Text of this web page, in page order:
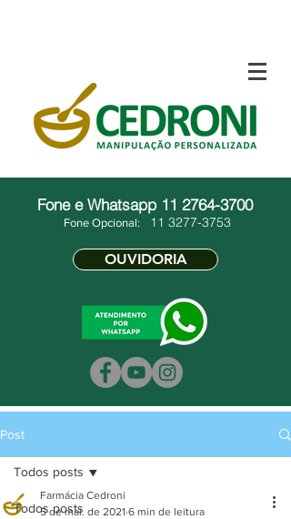
Fone e Whatsapp 11 2764-3700
Fone Opcional: 11 3277-3753
OUVIDORIA
Post
Todos posts
Todos posts
Farmácia Cedroni
5 de mai. de 2021 6 min de leitura